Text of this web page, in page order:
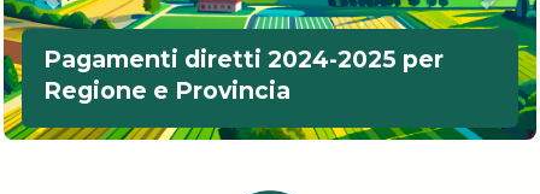
Pagamenti diretti 2024-2025 per
Regione e Provincia